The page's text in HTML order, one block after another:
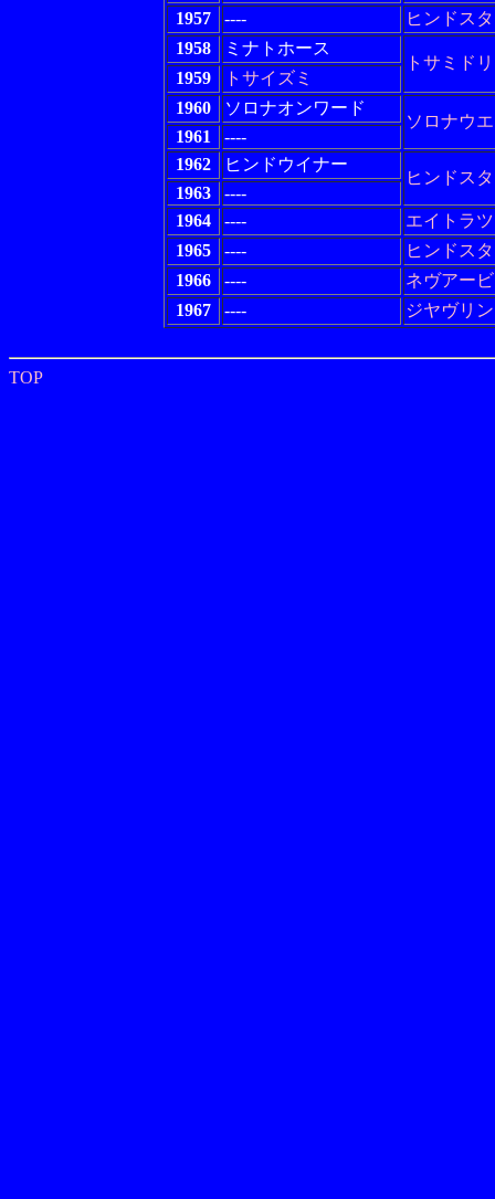
1957
----
ヒンドス
1958
ミナトホース
トサミドリ
1959
トサイズミ
1960
ソロナオンワード
ソロナウ
1961
----
1962
ヒンドウイナー
ヒンドス
1963
----
1964
----
エイトラ
1965
----
ヒンドス
1966
----
ネヴアー
1967
---- ジヤヴリン
TOP